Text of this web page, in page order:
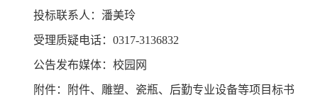
投标联系人：潘美玲
受理质疑电话：0317-3136832
公告发布媒体：校园网
附件：附件、雕塑、瓷瓶、后勤专业设备等项目标书